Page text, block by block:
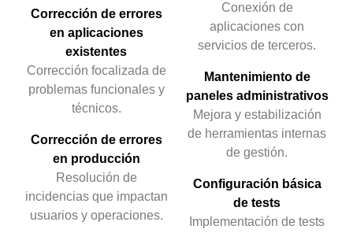
Corrección de errores
en aplicaciones
existentes
Corrección focalizada de
problemas funcionales y
técnicos.
Corrección de errores
en producción
Resolución de
incidencias que impactan
usuarios y operaciones.
Conexión de
aplicaciones con
servicios de terceros.
Mantenimiento de
paneles administrativos
Mejora y estabilización
de herramientas internas
de gestión.
Configuración básica
de tests
Implementación de tests